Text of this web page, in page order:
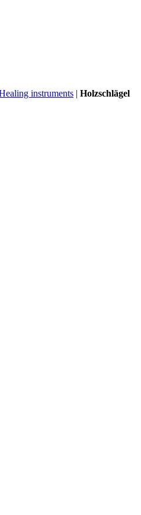
instruments | Holzschlägel